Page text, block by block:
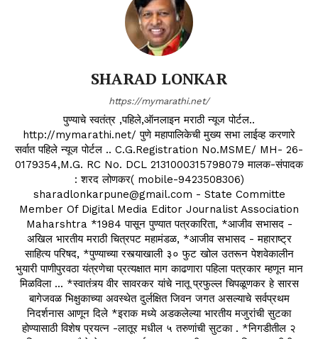
SHARAD LONKAR
https://mymarathi.net/
पुण्याचे स्वतंत्र ,पहिले,ऑनलाइन मराठी न्यूज पोर्टल..
http://mymarathi.net/ पुणे महापालिकेची मुख्य सभा लाईव्ह करणारे
सर्वात पहिले न्यूज पोर्टल .. C.G.Registration No.MSME/ MH- 26-
0179354,M.G. RC No. DCL 2131000315798079 मालक-संपादक
: शरद लोणकर( mobile-9423508306)
sharadlonkarpune@gmail.com - State Committe
Member Of Digital Media Editor Journalist Association
Maharshtra *1984 पासून पुण्यात पत्रकारिता, *आजीव सभासद -
अखिल भारतीय मराठी चित्रपट महामंडळ, *आजीव सभासद - महाराष्ट्र
साहित्य परिषद, *पुण्याच्या रस्त्याखाली ३० फुट खोल उतरून पेशवेकालीन
भुयारी पाणीपुरवठा यंत्रणेचा प्रत्यक्षात माग काढणारा पहिला पत्रकार म्हणून मान
मिळविला ... *स्वातंत्र्य वीर सावरकर यांचे नातू प्रफुल्ल चिपळूणकर हे सारस
बागेजवळ भिक्षुकाच्या अवस्थेत दुर्लक्षित जिवन जगत असल्याचे सर्वप्रथम
निदर्शनास आणून दिले *इराक मध्ये अडकलेल्या भारतीय मजुरांची सुटका
होण्यासाठी विशेष प्रयत्न -लातूर मधील ५ तरुणांची सुटका . *निगडीतील २